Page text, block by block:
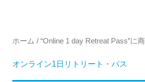
ホーム / “Online 1 day Retreat Pass”に
オンライン1日リトリート・パス